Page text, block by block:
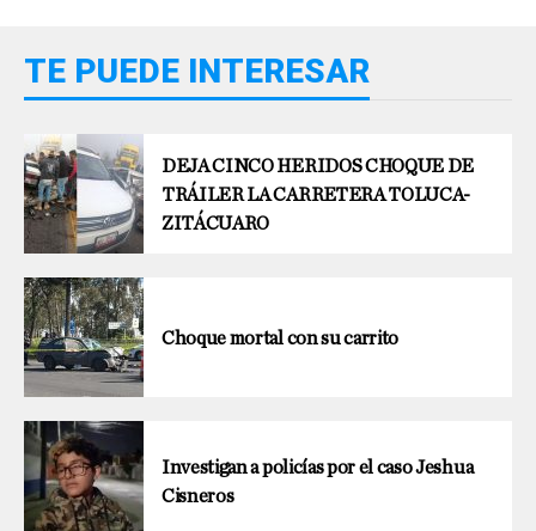
TE PUEDE INTERESAR
DEJA CINCO HERIDOS CHOQUE DE
TRÁILER LA CARRETERA TOLUCA-
ZITÁCUARO
Choque mortal con su carrito
Investigan a policías por el caso Jeshua
Cisneros